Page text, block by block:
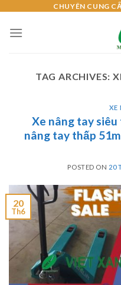
content
CHUYÊN CUNG
TAG ARCHIVES:
XE
Xe nâng tay
nâng tay thấp
POSTED ON 20
20
Th6